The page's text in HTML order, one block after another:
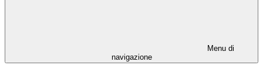
Menu di
navigazione